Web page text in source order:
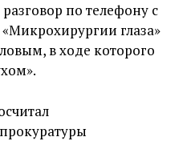
разговор по телефону с
глаза»
в ходе которого